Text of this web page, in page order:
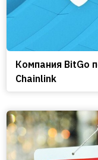
Компания BitGo
Chainlink